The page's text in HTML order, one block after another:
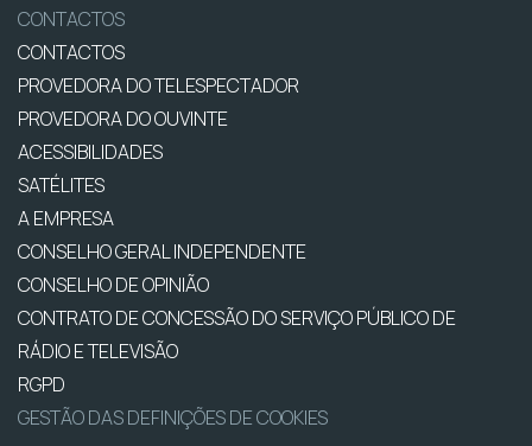
CONTACTOS
CONTACTOS
PROVEDORA DO TELESPECTADOR
PROVEDORA DO OUVINTE
ACESSIBILIDADES
SATÉLITES
A EMPRESA
CONSELHO GERAL INDEPENDENTE
CONSELHO DE OPINIÃO
CONTRATO DE CONCESSÃO DO SERVIÇO PÚBLICO DE
RÁDIO E TELEVISÃO
RGPD
GESTÃO DAS DEFINIÇÕES DE COOKIES